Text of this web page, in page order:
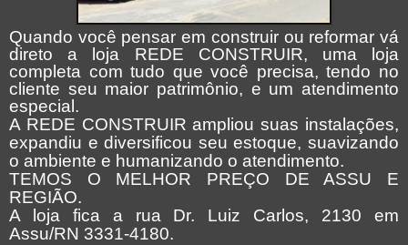
Quando você pensar em construir ou reformar vá
direto a loja REDE CONSTRUIR, uma loja
completa com tudo que você precisa, tendo no
cliente seu maior patrimônio, e um atendimento
especial.
A REDE CONSTRUIR ampliou suas instalações,
expandiu e diversificou seu estoque, suavizando
o ambiente e humanizando o atendimento.
TEMOS O MELHOR PREÇO DE ASSU E
REGIÃO.
A loja fica a rua Dr. Luiz Carlos, 2130 em
Assu/RN 3331-4180.